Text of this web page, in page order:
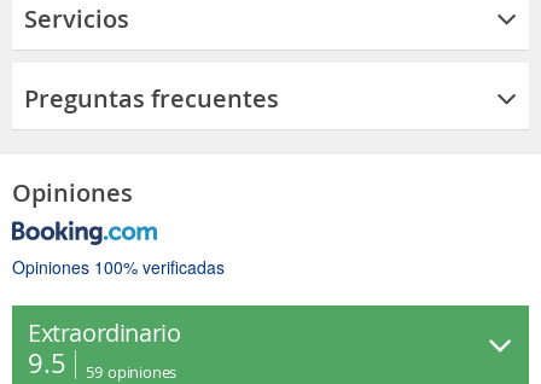
Servicios
Preguntas frecuentes
Opiniones
Opiniones 100% verificadas
Extraordinario
9.5 59 opiniones